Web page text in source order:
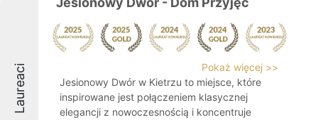
Laureaci
Pokaż więcej >>
Jesionowy Dwór w Kietrzu to miejsce, które
inspirowane jest połączeniem klasycznej
elegancji z nowoczesnością i koncentruje